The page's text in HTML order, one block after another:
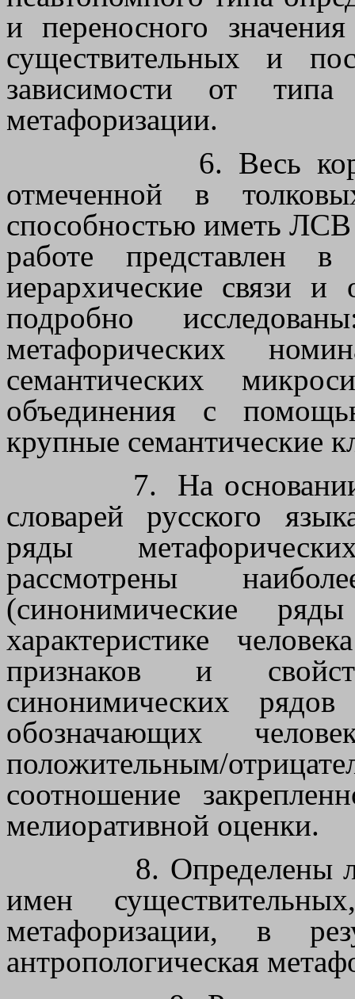
и переносного
существительных и
зависимости от типа
метафоризации.
6. Весь
отмеченной в
способностью иметь
работе представлен
иерархические связи и
подробно
метафорических
семантических
объединения с
крупные семантические
7.
На
словарей русского
ряды
рассмотрены
(синонимические
характеристике
признаков и
синонимических
обозначающих
положительным/
соотношение
мелиоративной оценки.
8. Определены
имен
метафоризации, в
антропологическая